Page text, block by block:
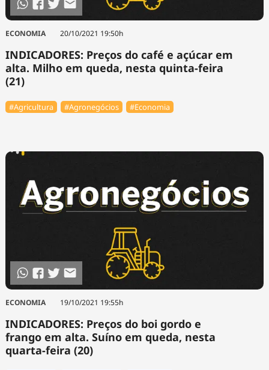
ECONOMIA 20/10/2021 19:50h
INDICADORES: Preços do café e açúcar em
alta. Milho em queda, nesta quinta-feira
(21)
#Agricultura #Agronegócios #Economia
ECONOMIA 19/10/2021 19:55h
INDICADORES: Preços do boi gordo e
frango em alta. Suíno em queda, nesta
quarta-feira (20)